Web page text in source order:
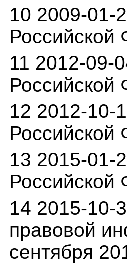
10 2009-01-
Российской
11 2012-09-
Российской
12 2012-10-
Российской
13 2015-01-
Российской
14 2015-10-
правовой
сентября